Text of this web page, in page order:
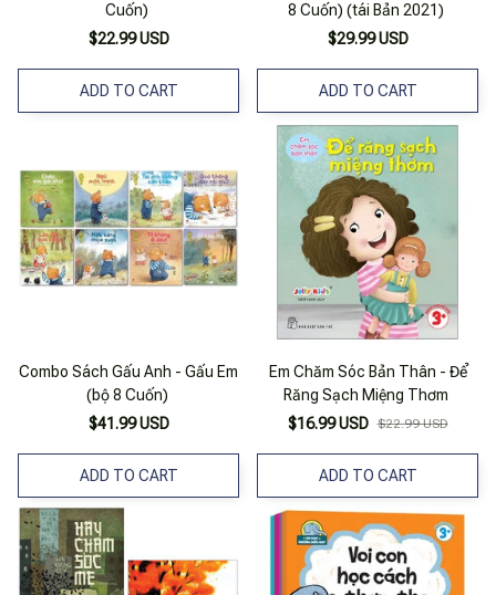
Cuốn)
$22.99 USD
ADD TO CART
8 Cuốn) (tái Bản 2021)
$29.99 USD
ADD TO CART
Combo Sách Gấu Anh - Gấu Em
(bộ 8 Cuốn)
$41.99 USD
ADD TO CART
Em Chăm Sóc Bản Thân - Để
Răng Sạch Miệng Thơm
$16.99 USD $22.99 USD
ADD TO CART